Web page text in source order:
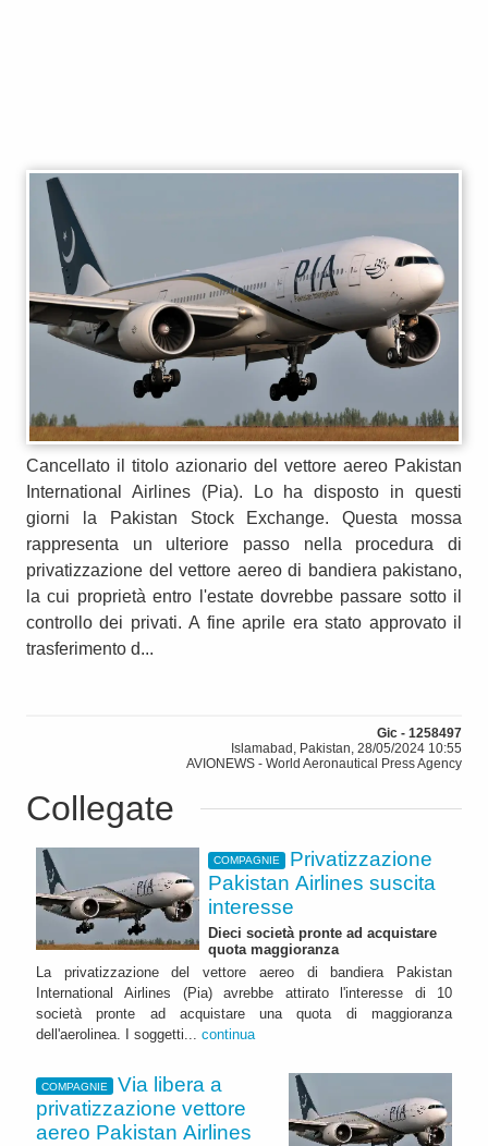
Cancellato il titolo azionario del vettore aereo Pakistan
International Airlines (Pia). Lo ha disposto in questi
giorni la Pakistan Stock Exchange. Questa mossa
rappresenta un ulteriore passo nella procedura di
privatizzazione del vettore aereo di bandiera pakistano,
la cui proprietà entro l'estate dovrebbe passare sotto il
controllo dei privati. A fine aprile era stato approvato il
trasferimento d...
Gic - 1258497
Islamabad, Pakistan, 28/05/2024 10:55
AVIONEWS - World Aeronautical Press Agency
Collegate
COMPAGNIE
Privatizzazione
Pakistan Airlines suscita
interesse
Dieci società pronte ad acquistare
quota maggioranza
La privatizzazione del vettore aereo di bandiera Pakistan
International Airlines (Pia) avrebbe attirato l'interesse di 10
società pronte ad acquistare una quota di maggioranza
dell'aerolinea. I soggetti... continua
COMPAGNIE
Via libera a
privatizzazione vettore
aereo Pakistan Airlines